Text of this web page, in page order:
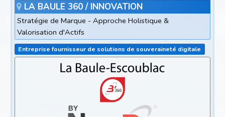
LA BAULE 360 / INNOVATION
Stratégie de Marque - Approche Holistique &
Valorisation d'Actifs
Entreprise fournisseur de solutions de souveraineté digitale